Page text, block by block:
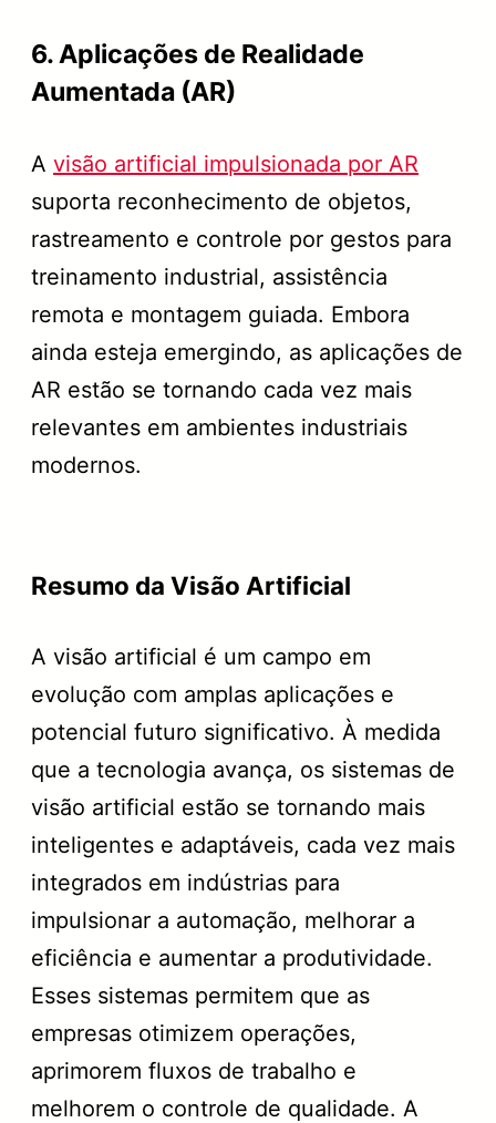
6. Aplicações de Realidade
Aumentada (AR)
A visão artificial impulsionada por AR
suporta reconhecimento de objetos,
rastreamento e controle por gestos para
treinamento industrial, assistência
remota e montagem guiada. Embora
ainda esteja emergindo, as aplicações de
AR estão se tornando cada vez mais
relevantes em ambientes industriais
modernos.
Resumo da Visão Artificial
A visão artificial é um campo em
evolução com amplas aplicações e
potencial futuro significativo. À medida
que a tecnologia avança, os sistemas de
visão artificial estão se tornando mais
inteligentes e adaptáveis, cada vez mais
integrados em indústrias para
impulsionar a automação, melhorar a
eficiência e aumentar a produtividade.
Esses sistemas permitem que as
empresas otimizem operações,
aprimorem fluxos de trabalho e
melhorem o controle de qualidade. A